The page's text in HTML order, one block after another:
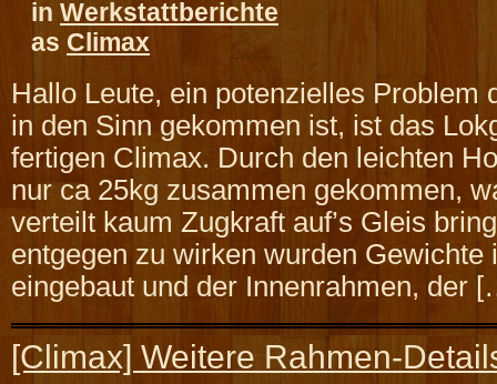
in Werkstattberichte
as Climax
Hallo Leute, ein potenzielles Problem
in den Sinn gekommen ist, ist das
fertigen Climax. Durch den leichten
nur ca 25kg zusammen gekommen,
verteilt kaum Zugkraft auf’s Gleis
entgegen zu wirken wurden Gewichte
eingebaut und der Innenrahmen, der
[Climax] Weitere Rahmen-